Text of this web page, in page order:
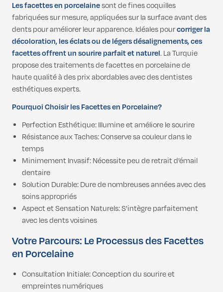
Les facettes en porcelainesont de fines coquilles
fabriquées sur mesure, appliquées sur la surface avant des
dents pour améliorer leur apparence. Idéales pourcorriger la
décoloration, les éclats ou de légers désalignements, ces
facettes offrent un sourire parfait et naturel. La Turquie
propose des traitements de facettes en porcelaine de
haute qualité à des prix abordables avec des dentistes
esthétiques experts.
Pourquoi Choisir les Facettes en Porcelaine?
Perfection Esthétique: Illumine et améliore le sourire
Résistance aux Taches: Conserve sa couleur dans le
temps
Minimement Invasif: Nécessite peu de retrait d’émail
dentaire
Solution Durable: Dure de nombreuses années avec des
soins appropriés
Aspect et Sensation Naturels: S’intègre parfaitement
avec les dents voisines
Votre Parcours: Le Processus des Facettes
en Porcelaine
Consultation Initiale: Conception du sourire et
empreintes numériques